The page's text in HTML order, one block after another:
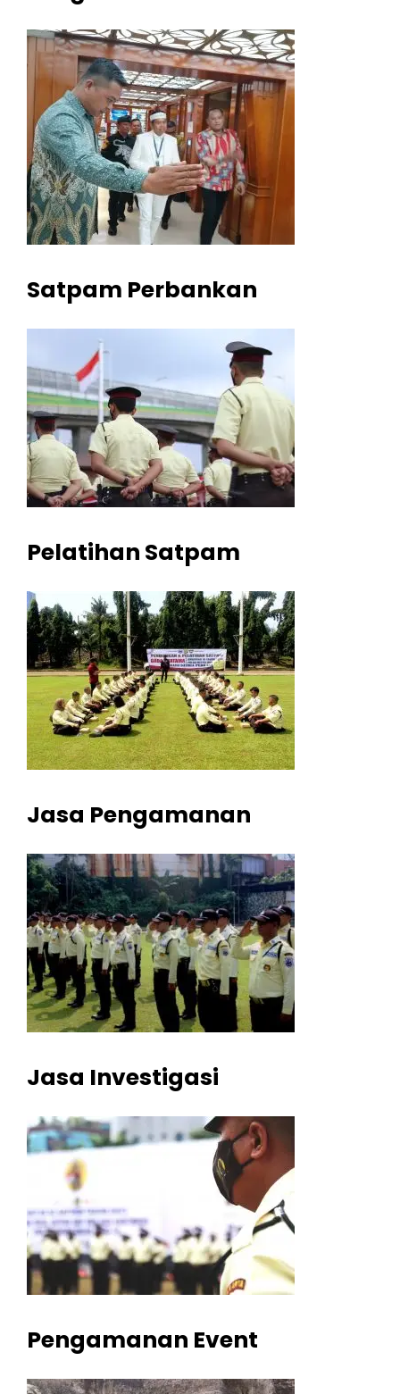
Satpam Perbankan
Pelatihan Satpam
Jasa Pengamanan
Jasa Investigasi
Pengamanan Event